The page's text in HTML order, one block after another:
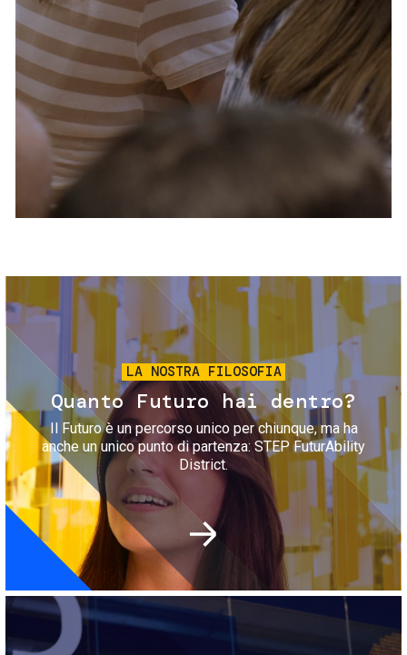
Servizi e accessibilità
Contatti
FAQ
Biglietti
Immagine
LA NOSTRA FILOSOFIA
Quanto Futuro hai dentro?
Il Futuro è un percorso unico per chiunque, ma ha
anche un unico punto di partenza: STEP FuturAbility
District.
Immagine